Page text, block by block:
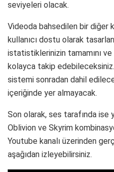
seviyeleri olacak.
Videoda bahsedilen bir diğer
kullanıcı dostu olarak
istatistiklerinizin tamamını
kolayca takip
sistemi sonradan dahil
içeriğinde yer almayacak.
Son olarak, ses tarafında
Oblivion ve Skyrim
Youtube kanalı üzerinden
aşağıdan izleyebilirsiniz.